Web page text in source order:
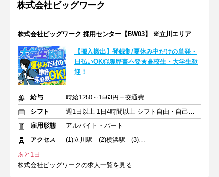
株式会社ビッグワーク
株式会社ビッグワーク 採用センター【BW03】 ※立川エリア
【搬入搬出】登録制/夏休み中だけの単発・
日払いOK◎履歴書不要★高校生・大学生歓
迎！
給与
時給1250～1563円＋交通費
シフト
週1日以上 1日4時間以上 シフト自由・自己申告
雇用形態
アルバイト・パート
アクセス
(1)立川駅 (2)横浜駅 (3)池袋駅
あと1日
株式会社ビッグワークの求人一覧を見る